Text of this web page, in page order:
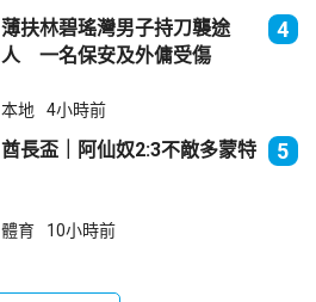
薄扶林碧瑤灣男子持刀襲途
人 一名保安及外傭受傷
4
本地 4小時前
酋長盃｜阿仙奴2:3不敵多蒙特 5
體育 10小時前